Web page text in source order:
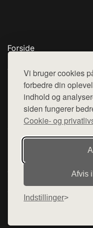
Vi bruger cookies
forbedre din
indhold og
siden fungerer
Cookie- og
Afvis
Indstillinger
Forside
Top Rabatter
Kontakt
Denne side er en del af
hjemmesider med
diverse webshops. Der
henviser til de shops,
varerne på lager.